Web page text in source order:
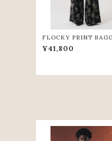
FLOCKY PRINT
ANTS (GRY)
¥41,800